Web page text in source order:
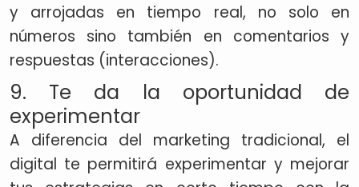
y arrojadas en tiempo real, no solo en
números sino también en comentarios y
respuestas (interacciones).
9. Te da la oportunidad de
experimentar
A diferencia del marketing tradicional, el
digital te permitirá experimentar y mejorar